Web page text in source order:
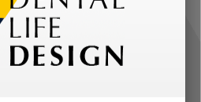
工士）に合わせた内
ンをお届けします。